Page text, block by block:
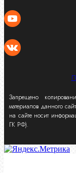
Запрещено
материалов данного
на сайте носит
ГК РФ).